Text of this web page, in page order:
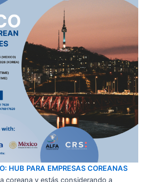
HUB PARA EMPRESAS COREANAS
coreana y estás considerando a